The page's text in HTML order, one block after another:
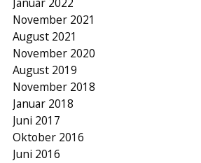
Januar 2022
November 2021
August 2021
November 2020
August 2019
November 2018
Januar 2018
Juni 2017
Oktober 2016
Juni 2016